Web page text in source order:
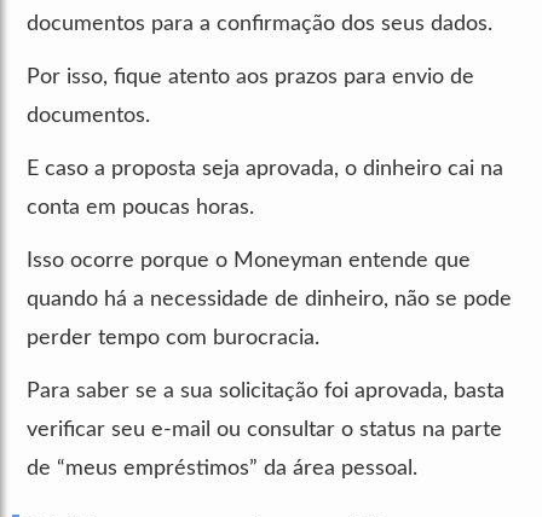
documentos para a confirmação dos seus dados.
Por isso, fique atento aos prazos para envio de
documentos.
E caso a proposta seja aprovada, o dinheiro cai na
conta em poucas horas.
Isso ocorre porque o Moneyman entende que
quando há a necessidade de dinheiro, não se pode
perder tempo com burocracia.
Para saber se a sua solicitação foi aprovada, basta
verificar seu e-mail ou consultar o status na parte
de “meus empréstimos” da área pessoal.